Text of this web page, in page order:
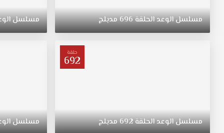
التي
ولدت
في
مدبلج
مسلسلالوعدالحلقة696مدبلج مسلسل
حلقة
692
مسلسلالوعدالحلقة692مدبلج مسلسل